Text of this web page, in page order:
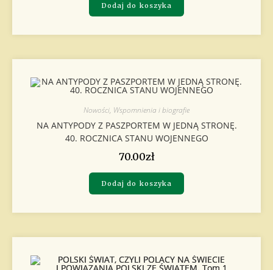
Dodaj do koszyka
Nowości, Wspomnienia i biografie
NA ANTYPODY Z PASZPORTEM W JEDNĄ STRONĘ.
40. ROCZNICA STANU WOJENNEGO
70.00zł
Dodaj do koszyka